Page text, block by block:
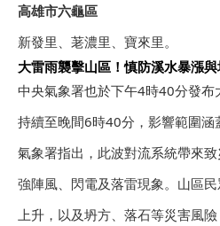
高雄市六龜區
新發里、荖濃里、寶來里。
大雷雨襲擊山區！慎防溪水暴漲
中央氣象署也於下午4時40分發
持續至晚間6時40分，影響範圍涵
氣象署指出，此波對流系統帶來
強陣風、閃電及落雷現象。山區
上升，以及坍方、落石等災害風